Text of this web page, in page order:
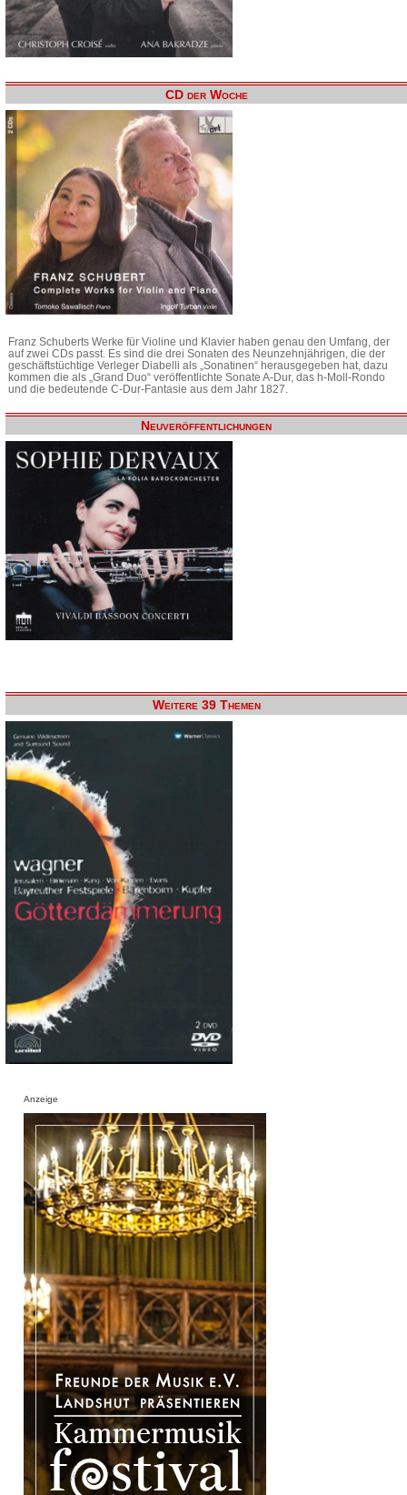
CD der Woche
Franz Schuberts Werke für Violine und Klavier haben genau den Umfang, der
auf zwei CDs passt. Es sind die drei Sonaten des Neunzehnjährigen, die der
geschäftstüchtige Verleger Diabelli als „Sonatinen“ herausgegeben hat, dazu
kommen die als „Grand Duo“ veröffentlichte Sonate A-Dur, das h-Moll-Rondo
und die bedeutende C-Dur-Fantasie aus dem Jahr 1827.
Neuveröffentlichungen
Weitere 39 Themen
Anzeige